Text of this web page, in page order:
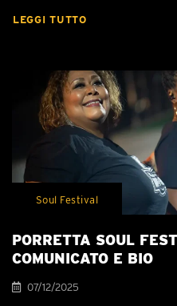
LEGGI TUTTO
Soul Festival
PORRETTA SOUL
COMUNICATO E BIO
07/12/2025